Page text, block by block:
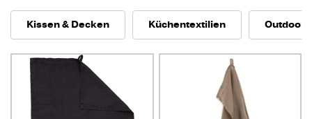
Kissen & Decken Küchentextilien Outdoor